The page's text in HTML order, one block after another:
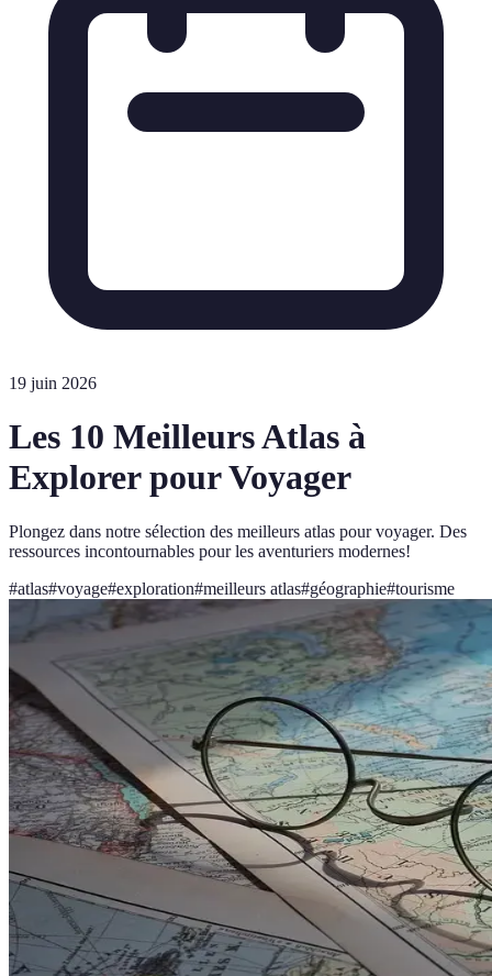
19 juin 2026
Les 10 Meilleurs Atlas à
Explorer pour Voyager
Plongez dans notre sélection des meilleurs atlas pour voyager. Des
ressources incontournables pour les aventuriers modernes!
#atlas#voyage#exploration#meilleurs atlas#géographie#tourisme